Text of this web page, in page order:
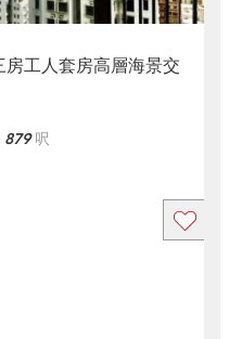
工人套房高層海景交
879呎